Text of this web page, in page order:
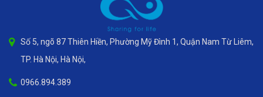
Số 5, ngõ 87 Thiên Hiền, Phường Mỹ Đình 1, Quận Nam Từ Liêm,
TP. Hà Nội, Hà Nội,
0966.894.389